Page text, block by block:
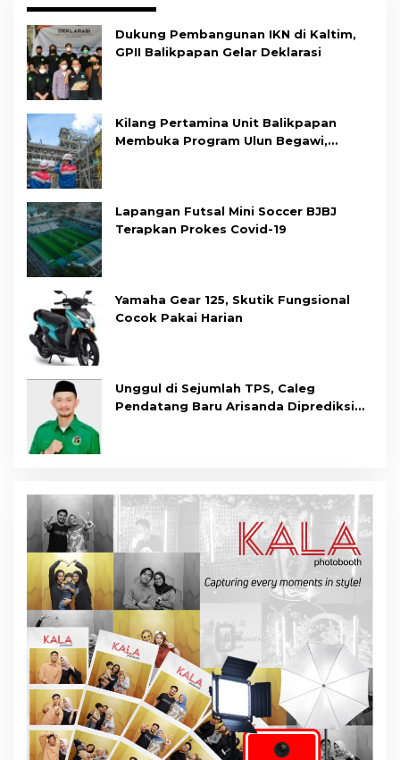
Dukung Pembangunan IKN di Kaltim,
GPII Balikpapan Gelar Deklarasi
Kilang Pertamina Unit Balikpapan
Membuka Program Ulun Begawi,
Lapangan Futsal Mini Soccer BJBJ
Terapkan Prokes Covid-19
Yamaha Gear 125, Skutik Fungsional
Cocok Pakai Harian
Unggul di Sejumlah TPS, Caleg
Pendatang Baru Arisanda Diprediksi